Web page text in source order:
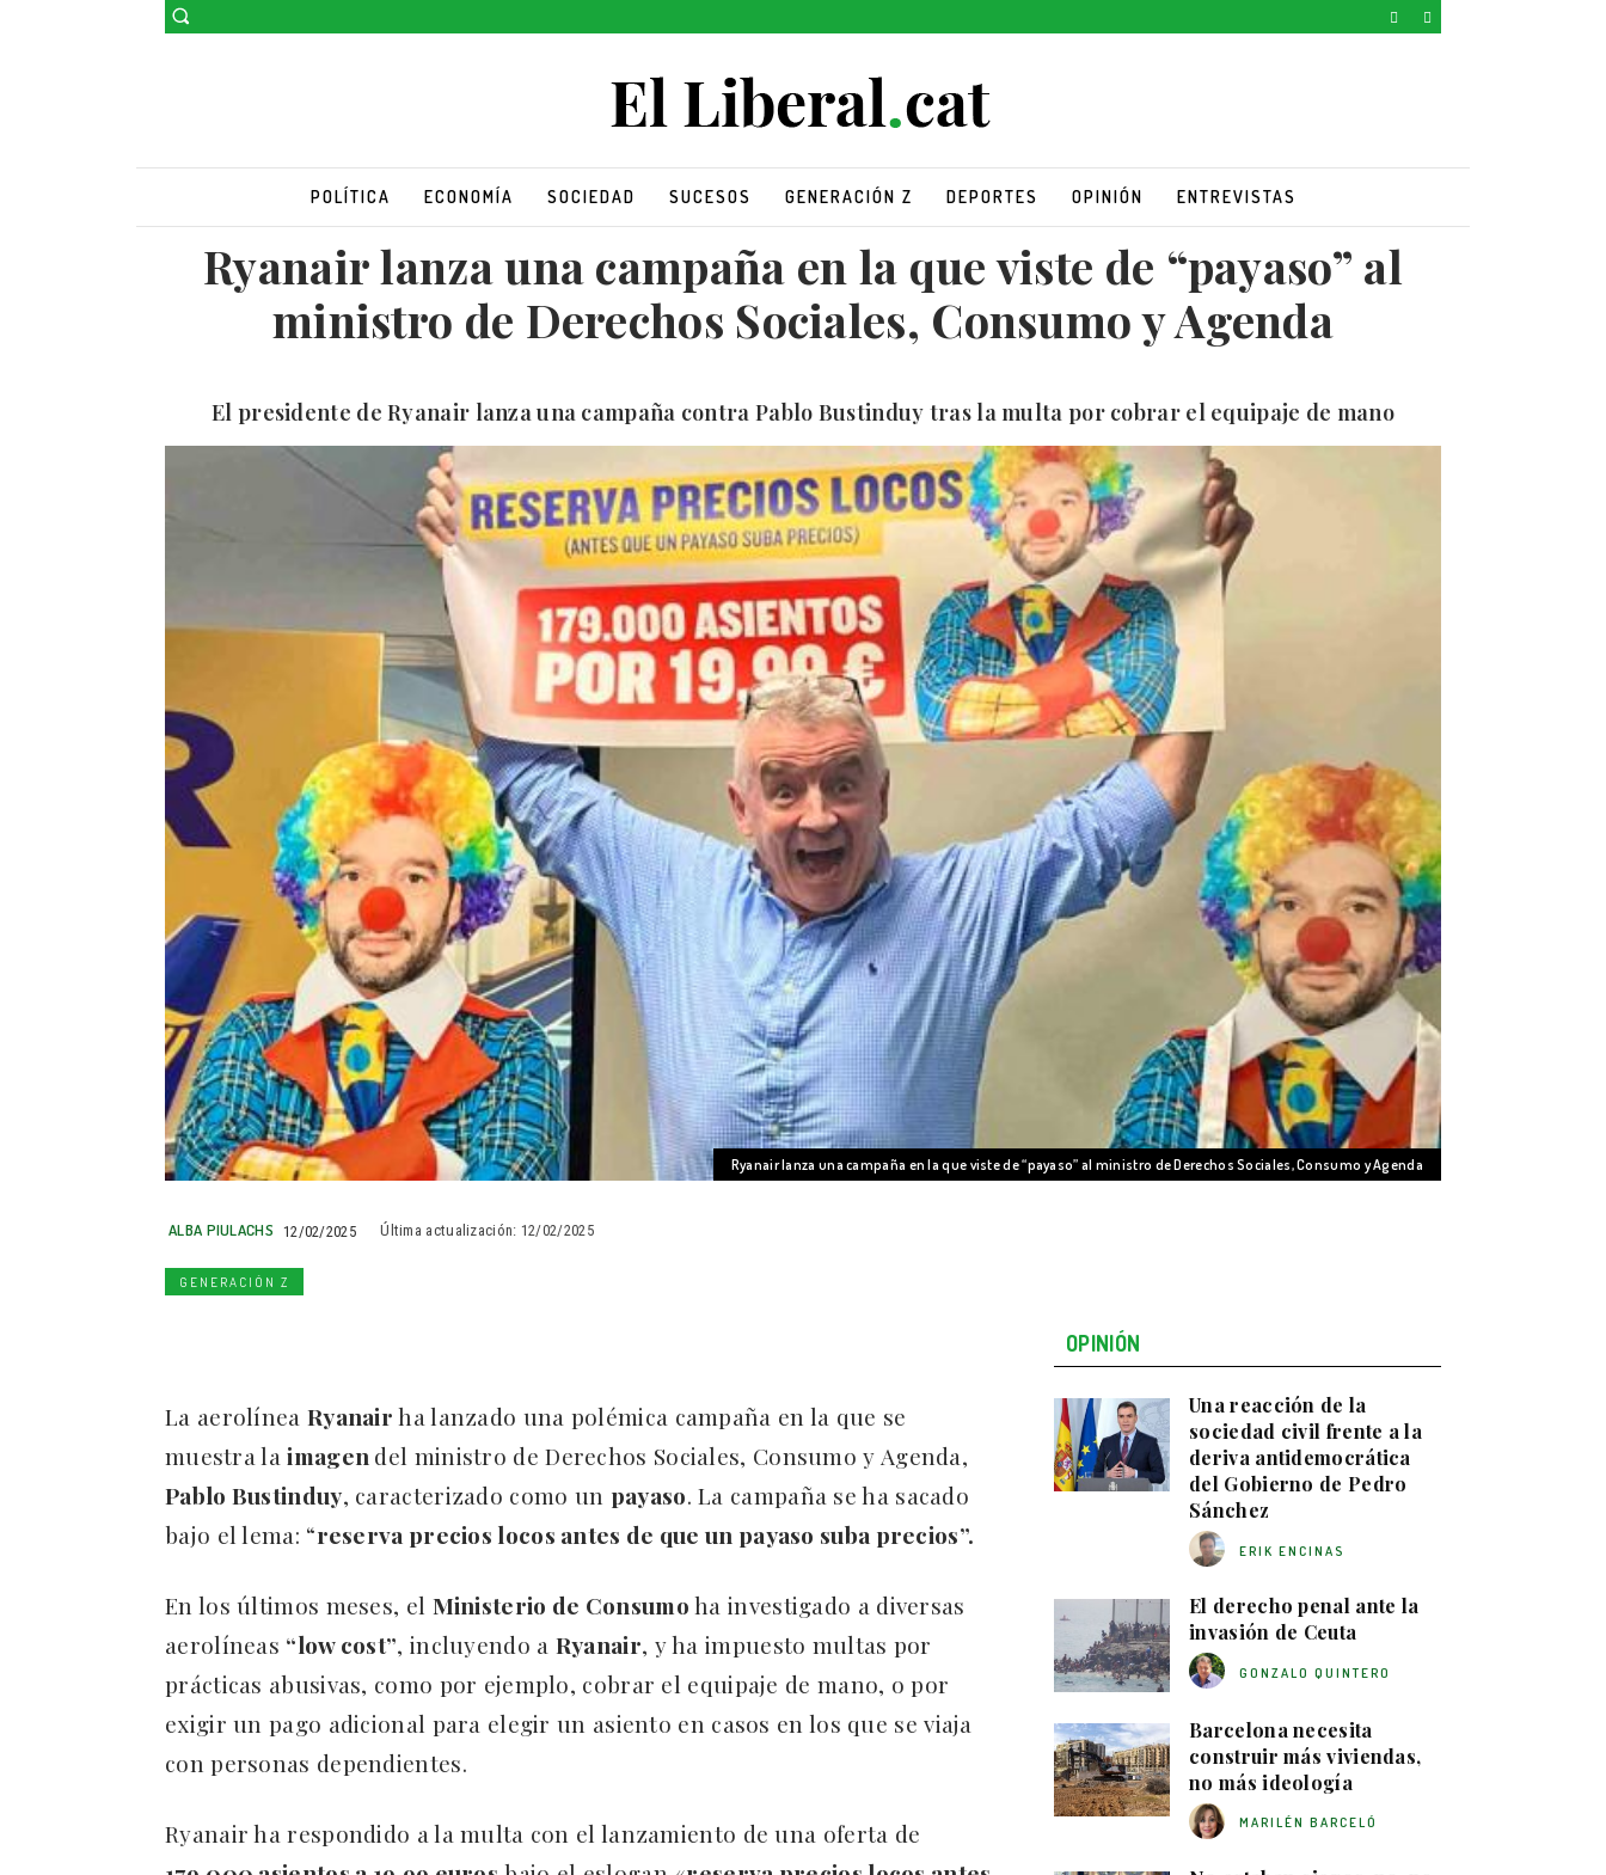
POLÍTICA ECONOMÍA SOCIEDAD SUCESOS GENERACIÓN Z DEPORTES OPINIÓN ENTREVISTAS
Ryanair lanza una campaña en la que viste de “payaso” al
ministro de Derechos Sociales, Consumo y Agenda
El presidente de Ryanair lanza una campaña contra Pablo Bustinduy tras la multa por cobrar el equipaje de mano
Ryanair lanza una campaña en la que viste de “payaso” al ministro de Derechos Sociales, Consumo y Agenda
ALBA PIULACHS 12/02/2025 Última actualización: 12/02/2025
GENERACIÓN Z
La aerolínea Ryanairha lanzado una polémica campaña en la que se
muestra laimagendel ministro de Derechos Sociales, Consumo y Agenda,
Pablo Bustinduy, caracterizado como un payaso. La campaña se ha sacado
bajo el lema: “reserva precios locos antes de que un payaso suba precios”.
En los últimos meses, el Ministerio de Consumoha investigado a diversas
aerolíneas “low cost”, incluyendo a Ryanair, y ha impuesto multas por
prácticas abusivas, como por ejemplo, cobrar el equipaje de mano, o por
exigir un pago adicional para elegir un asiento en casos en los que se viaja
con personas dependientes.
Ryanair ha respondido a la multa con el lanzamiento de una oferta de
OPINIÓN
Una reacción de la
sociedad civil frente a la
deriva antidemocrática
del Gobierno de Pedro
Sánchez
ERIK ENCINAS
El derecho penal ante la
invasión de Ceuta
GONZALO QUINTERO
Barcelona necesita
construir más viviendas,
no más ideología
MARILÉN BARCELÓ